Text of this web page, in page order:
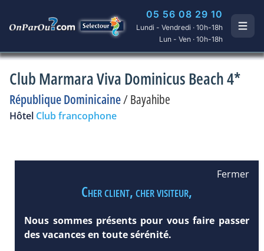
05 56 08 29 10
Lundi - Vendredi · 10h-18h
Lun - Ven · 10h-18h
Club Marmara Viva Dominicus Beach 4*
République Dominicaine/Bayahibe
Hôtel Club francophone
Fermer
Cher client, cher visiteur,
Nous sommes présents pour vous faire passer
des vacances en toute sérénité.